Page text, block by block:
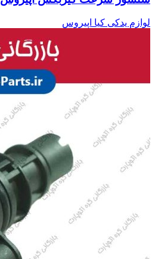
لوازم یدکی کیا اپیروس